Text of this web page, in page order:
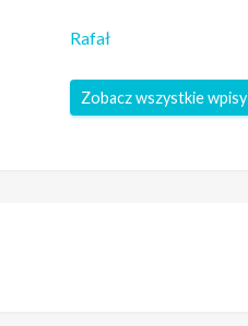
Rafał
Zobacz wszystkie wpisy